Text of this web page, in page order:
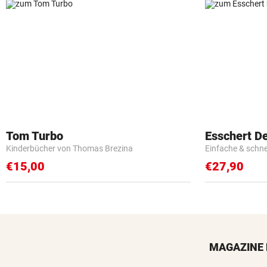
Tom Turbo
Kinderbücher von Thomas Brezina
€15,00
Esschert
Einfache &
€27,90
MAGAZINE